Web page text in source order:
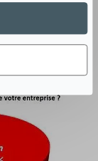
réseaux
ce sujet.